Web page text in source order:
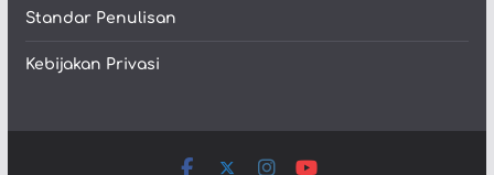
Standar Penulisan
Kebijakan Privasi